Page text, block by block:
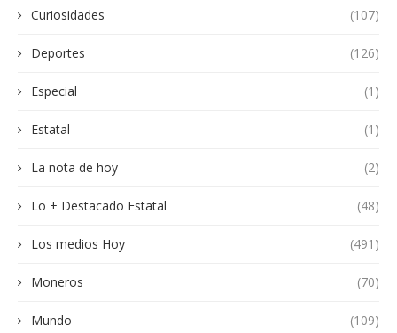
Curiosidades (107)
Deportes (126)
Especial (1)
Estatal (1)
La nota de hoy (2)
Lo + Destacado Estatal (48)
Los medios Hoy (491)
Moneros (70)
Mundo (109)